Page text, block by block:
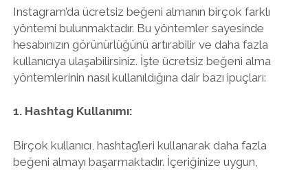
Instagram’da ücretsiz beğeni almanın birçok farklı
yöntemi bulunmaktadır. Bu yöntemler sayesinde
hesabınızın görünürlüğünü artırabilir ve daha fazla
kullanıcıya ulaşabilirsiniz. İşte ücretsiz beğeni alma
yöntemlerinin nasıl kullanıldığına dair bazı ipuçları:
1. Hashtag Kullanımı:
Birçok kullanıcı, hashtag’leri kullanarak daha fazla
beğeni almayı başarmaktadır. İçeriğinize uygun,